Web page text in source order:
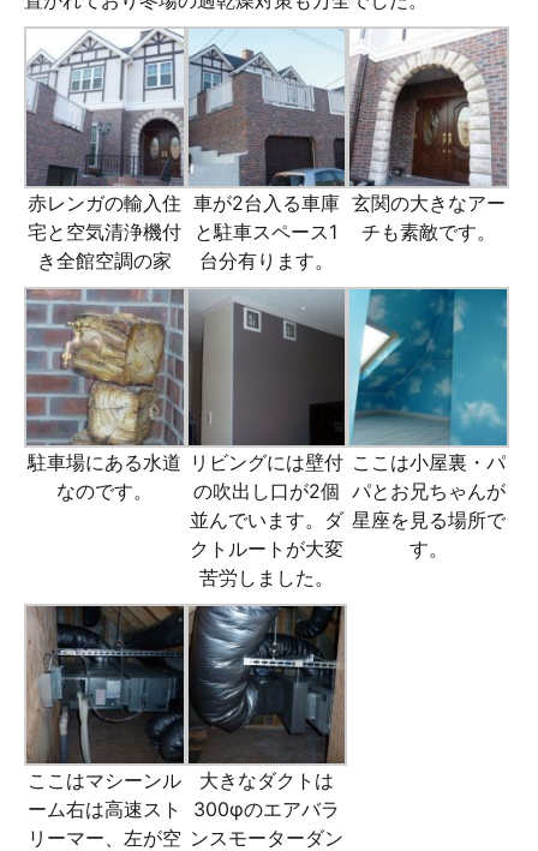
赤レンガの輸入住
宅と空気清浄機付
き全館空調の家
車が2台入る車庫
と駐車スペース1
台分有ります。
玄関の大きなアー
チも素敵です。
駐車場にある水道
なのです。
リビングには壁付
の吹出し口が2個
並んでいます。ダ
クトルートが大変
苦労しました。
ここは小屋裏・パ
パとお兄ちゃんが
星座を見る場所で
す。
ここはマシーンル
ーム右は高速スト
リーマー、左が空
大きなダクトは
300φのエアバラ
ンスモーターダン